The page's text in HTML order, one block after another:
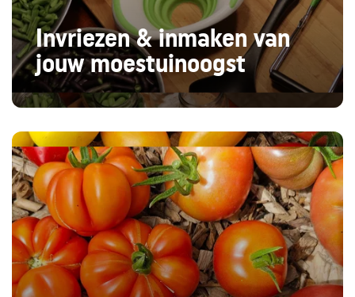
Invriezen & inmaken van
jouw moestuinoogst